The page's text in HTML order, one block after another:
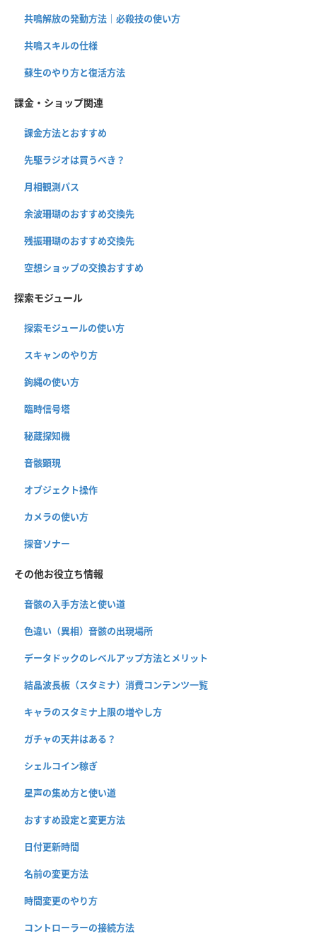
共鳴解放の発動方法｜必殺技の使い方
共鳴スキルの仕様
蘇生のやり方と復活方法
課金・ショップ関連
課金方法とおすすめ
先駆ラジオは買うべき？
月相観測パス
余波珊瑚のおすすめ交換先
残振珊瑚のおすすめ交換先
空想ショップの交換おすすめ
探索モジュール
探索モジュールの使い方
スキャンのやり方
鉤縄の使い方
臨時信号塔
秘蔵探知機
音骸顕現
オブジェクト操作
カメラの使い方
探音ソナー
その他お役立ち情報
音骸の入手方法と使い道
色違い（異相）音骸の出現場所
データドックのレベルアップ方法とメリット
結晶波長板（スタミナ）消費コンテンツ一覧
キャラのスタミナ上限の増やし方
ガチャの天井はある？
シェルコイン稼ぎ
星声の集め方と使い道
おすすめ設定と変更方法
日付更新時間
名前の変更方法
時間変更のやり方
コントローラーの接続方法